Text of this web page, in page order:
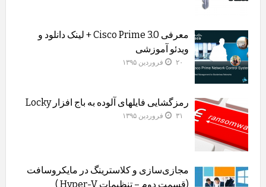
معرفی Cisco Prime 3.0 + لینک دانلود و
ویدئو آموزشی
۲۰ فروردین ۱۳۹۵
رمزگشایی فایلهای آلوده به باج افزار Locky
۳۱ فروردین ۱۳۹۵
مجازی‌سازی و کلاسترینگ‌ در مایکروسافت
(قسمت دوم – تنظیمات Hyper-V )